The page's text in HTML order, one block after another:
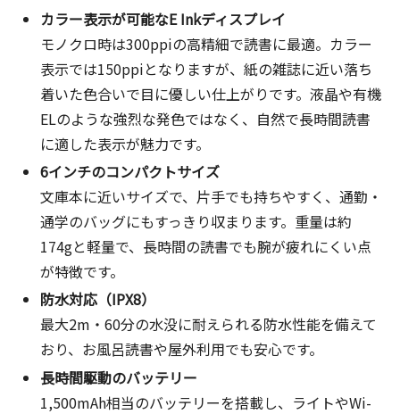
カラー表示が可能なE Inkディスプレイ
モノクロ時は300ppiの高精細で読書に最適。カラー
表示では150ppiとなりますが、紙の雑誌に近い落ち
着いた色合いで目に優しい仕上がりです。液晶や有機
ELのような強烈な発色ではなく、自然で長時間読書
に適した表示が魅力です。
6インチのコンパクトサイズ
文庫本に近いサイズで、片手でも持ちやすく、通勤・
通学のバッグにもすっきり収まります。重量は約
174gと軽量で、長時間の読書でも腕が疲れにくい点
が特徴です。
防水対応（IPX8）
最大2m・60分の水没に耐えられる防水性能を備えて
おり、お風呂読書や屋外利用でも安心です。
長時間駆動のバッテリー
1,500mAh相当のバッテリーを搭載し、ライトやWi-